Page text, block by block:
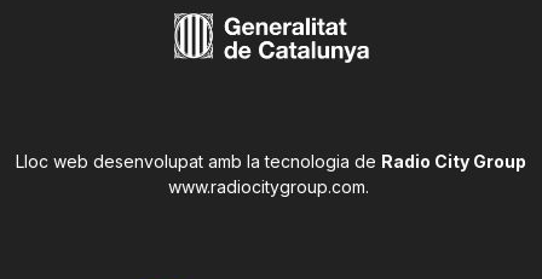
Lloc web desenvolupat amb la tecnologia de Radio City Group
www.radiocitygroup.com.